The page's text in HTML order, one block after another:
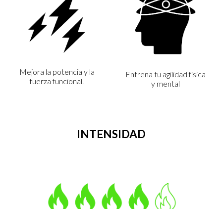
Mejora la potencia y la
fuerza funcional.
Entrena tu agilidad física
y mental
INTENSIDAD